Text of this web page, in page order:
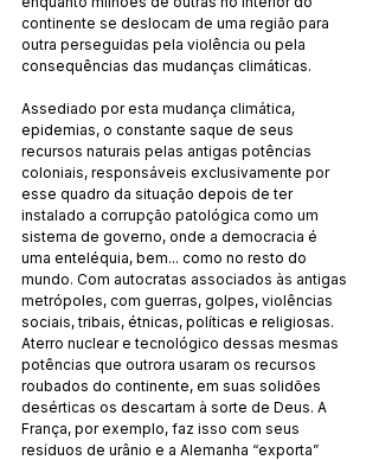
continente se deslocam de uma região para
outra perseguidas pela violência ou pela
consequências das mudanças climáticas.
Assediado por esta mudança climática,
epidemias, o constante saque de seus
recursos naturais pelas antigas potências
coloniais, responsáveis ​​exclusivamente por
esse quadro da situação depois de ter
instalado a corrupção patológica como um
sistema de governo, onde a democracia é
uma enteléquia, bem... como no resto do
mundo. Com autocratas associados às antigas
metrópoles, com guerras, golpes, violências
sociais, tribais, étnicas, políticas e religiosas.
Aterro nuclear e tecnológico dessas mesmas
potências que outrora usaram os recursos
roubados do continente, em suas solidões
desérticas os descartam à sorte de Deus. A
França, por exemplo, faz isso com seus
resíduos de urânio e a Alemanha “exporta”